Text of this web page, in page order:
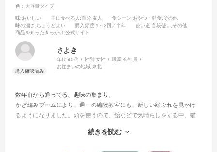
色：大容量タイプ
味:おいしい 主に食べる人 :自分,友人 食シーン:おやつ・軽食,その他
味の濃さ :ちょうどよい 購入頻度:1～2回／半年 使い道:普段使い,その他
商品を知ったきっかけ:公式サイト
さよき
年代:40代 性別:女性 職業:会社員
お住まいの地域:東北
数年前から通ってる、趣味の集まり。
かぎ編みブームにより、週一の編物教室にも、新しい顔ぶれを見かけ
るようになりました。頭を使うので、飴などで気晴らしをする中、猫
続きを読む